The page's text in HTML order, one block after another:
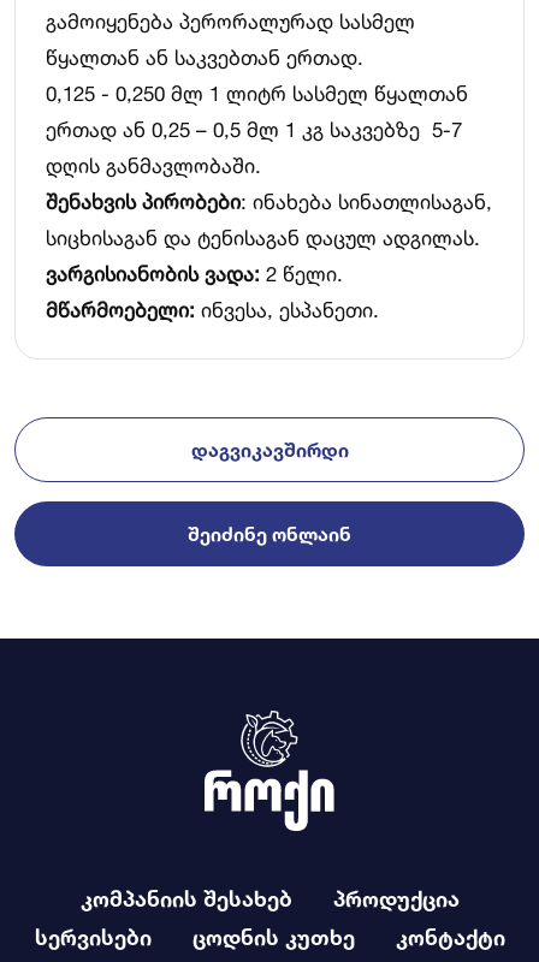
გამოიყენება პერორალურად სასმელ
წყალთან ან საკვებთან ერთად.
0,125 - 0,250 მლ 1 ლიტრ სასმელ წყალთან
ერთად ან 0,25 – 0,5 მლ 1 კგ საკვებზე 5-7
დღის განმავლობაში.
შენახვის პირობები: ინახება სინათლისაგან,
სიცხისაგან და ტენისაგან დაცულ ადგილას.
ვარგისიანობის ვადა: 2 წელი.
მწარმოებელი: ინვესა, ესპანეთი.
ᲓᲐᲒᲕᲘᲙᲐᲕᲨᲘᲠᲓᲘ
ᲨᲔᲘᲫᲘᲜᲔ ᲝᲜᲚᲐᲘᲜ
კომპანიის შესახებ
პროდუქცია
სერვისები
ცოდნის კუთხე კონტაქტი